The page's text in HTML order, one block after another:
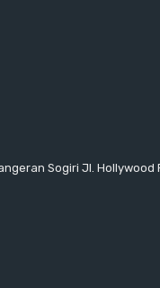
Sogiri Jl. Hollywood